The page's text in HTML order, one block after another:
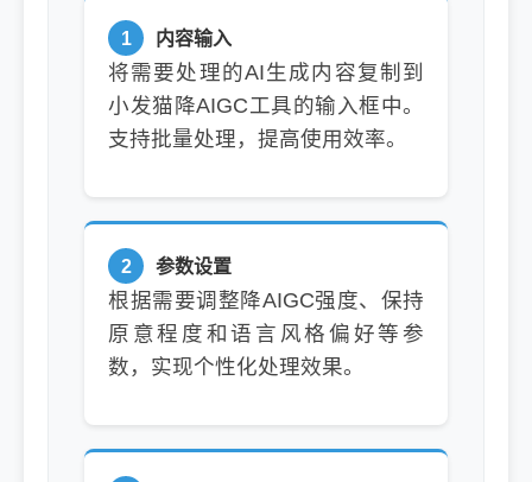
1 内容输入
将需要处理的AI生成内容复制到
小发猫降AIGC工具的输入框中。
支持批量处理，提高使用效率。
2 参数设置
根据需要调整降AIGC强度、保持
原意程度和语言风格偏好等参
数，实现个性化处理效果。